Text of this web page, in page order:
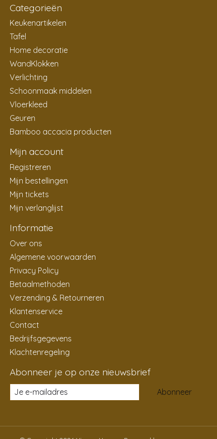
Categorieën
Keukenartikelen
Tafel
Home decoratie
WandKlokken
Verlichting
Schoonmaak middelen
Vloerkleed
Geuren
Bamboo accacia producten
Mijn account
Registreren
Mijn bestellingen
Mijn tickets
Mijn verlanglijst
Informatie
Over ons
Algemene voorwaarden
Privacy Policy
Betaalmethoden
Verzending & Retourneren
Klantenservice
Contact
Bedrijfsgegevens
Klachtenregeling
Abonneer je op onze nieuwsbrief
Abonneer